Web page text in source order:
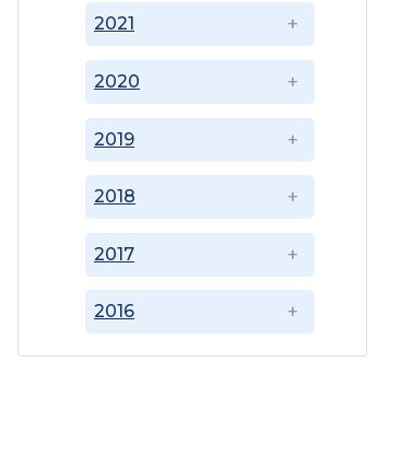
2016
2017
2018
2019
2020
2021